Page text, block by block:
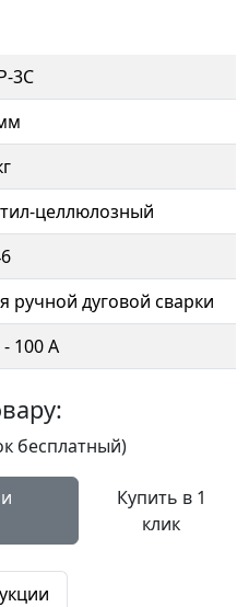
3С
целлюлозный
ручной дуговой сварки
- 100 А
бесплатный)
Купить в 1
клик
инструкции